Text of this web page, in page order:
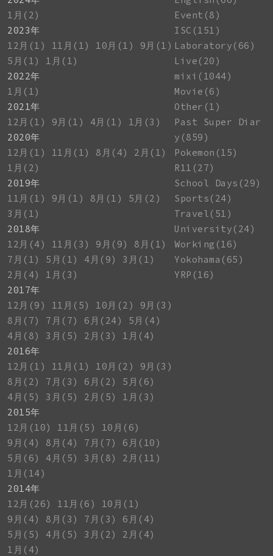
1月(2)
2023年
12月(1)
11月(1) 10月(1)
9月(1)
5月(1)
1月(1)
2022年
1月(1)
2021年
12月(1)
9月(1) 4月(1)
1月(3)
2020年
12月(1)
11月(1) 8月(4)
2月(1)
1月(2)
2019年
11月(1)
9月(1) 8月(1)
5月(2)
3月(1)
2018年
12月(4)
11月(3) 9月(9)
8月(1)
7月(1)
5月(1) 4月(9)
3月(1)
2月(4)
1月(3)
2017年
12月(9)
11月(5) 10月(2)
9月(3)
8月(7)
7月(7) 6月(24)
5月(4)
4月(8)
3月(5) 2月(3)
1月(4)
2016年
12月(1)
11月(1) 10月(2)
9月(3)
8月(2)
7月(3) 6月(2)
5月(6)
4月(5)
3月(5) 2月(5)
1月(3)
2015年
12月(10)
11月(5)
10月(6)
9月(4)
8月(4) 7月(7)
6月(10)
5月(6)
4月(5) 3月(8)
2月(11)
1月(14)
2014年
12月(26)
11月(6)
10月(1)
9月(4)
8月(3) 7月(3)
6月(4)
5月(5)
4月(5) 3月(2)
2月(4)
1月(4)
Event(8)
ISC(151)
Laboratory(66)
Live(20)
mixi(1044)
Movie(6)
Other(1)
Past Super Diar
y(859)
Pokemon(15)
R11(27)
School Days(29)
Sports(24)
Travel(51)
University(24)
Working(16)
Yokohama(65)
YRP(16)